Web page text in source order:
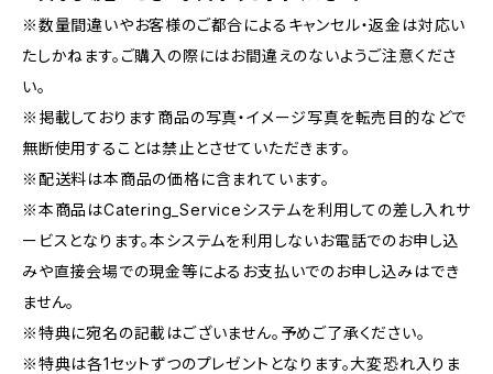
※数量間違いやお客様のご都合によるキャンセル・返金は対応い
たしかねます。ご購入の際にはお間違えのないようご注意くださ
い。
※掲載しております商品の写真・イメージ写真を転売目的などで
無断使用することは禁止とさせていただきます。
※配送料は本商品の価格に含まれています。
※本商品はCatering_Serviceシステムを利用しての差し入れサ
ービスとなります。本システムを利用しないお電話でのお申し込
みや直接会場での現金等によるお支払いでのお申し込みはでき
ません。
※特典に宛名の記載はございません。予めご了承ください。
※特典は各1セットずつのプレゼントとなります。大変恐れ入りま